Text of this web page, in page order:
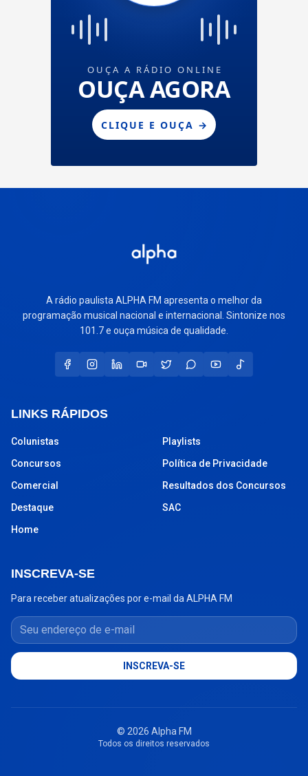
A rádio paulista ALPHA FM apresenta o melhor da
programação musical nacional e internacional. Sintonize nos
101.7 e ouça música de qualidade.
LINKS RÁPIDOS
Colunistas
Concursos
Comercial
Destaque
Home
Playlists
Política de Privacidade
Resultados dos Concursos
SAC
INSCREVA-SE
Para receber atualizações por e-mail da ALPHA FM
Seu endereço de e-mail
INSCREVA-SE
© 2026 Alpha FM
Todos os direitos reservados